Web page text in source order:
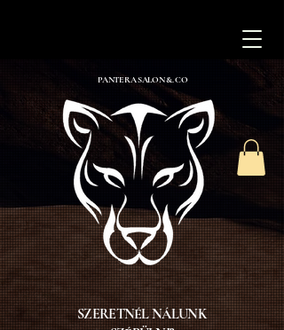
PANTERA SALON &. CO
SZERETNÉL NÁLUNK